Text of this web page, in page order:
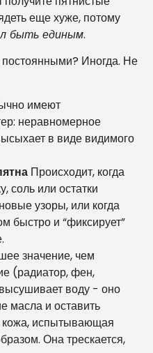
еще хуже, потому
быть единым.
Иногда. Не
имеют
неравномерное
в виде видимого
Происходит, когда
соль или остатки
узоры, или когда
быстро и “фиксирует”
значение, чем
(радиатор, фен,
воду - оно
масла и оставить
испытывающая
Она трескается,